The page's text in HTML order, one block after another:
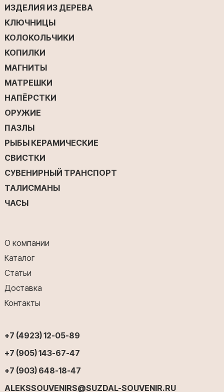
ИЗДЕЛИЯ ИЗ ДЕРЕВА
КЛЮЧНИЦЫ
КОЛОКОЛЬЧИКИ
КОПИЛКИ
МАГНИТЫ
МАТРЕШКИ
НАПЁРСТКИ
ОРУЖИЕ
ПАЗЛЫ
РЫБЫ КЕРАМИЧЕСКИЕ
СВИСТКИ
СУВЕНИРНЫЙ ТРАНСПОРТ
ТАЛИСМАНЫ
ЧАСЫ
О компании
Каталог
Статьи
Доставка
Контакты
+7 (4923) 12-05-89
+7 (905) 143-67-47
+7 (903) 648-18-47
ALEKSSOUVENIRS@SUZDAL-SOUVENIR.RU